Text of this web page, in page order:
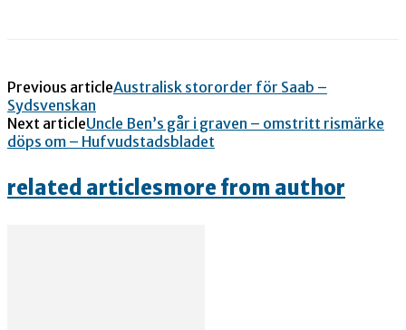
Previous articleAustralisk stororder för Saab –
Sydsvenskan
Next articleUncle Ben’s går i graven – omstritt rismärke
döps om – Hufvudstadsbladet
related articlesmore from author